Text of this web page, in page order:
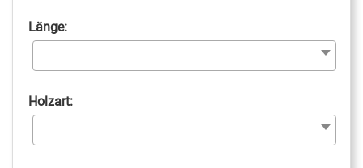
Länge:
Holzart: